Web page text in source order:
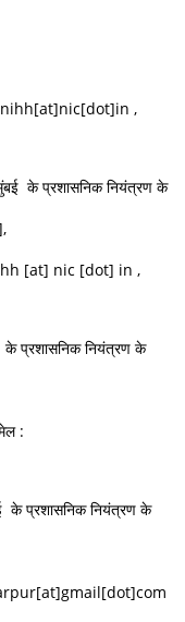
nihh[at]nic[dot]in ,
के प्रशासनिक नियंत्रण के
[at] nic [dot] in ,
के प्रशासनिक नियंत्रण के
:
के प्रशासनिक नियंत्रण के